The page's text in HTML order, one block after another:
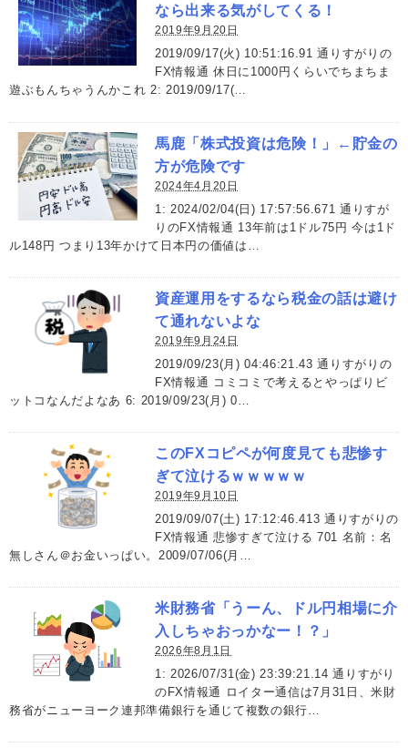
なら出来る気がしてくる！
2019年9月20日
2019/09/17(火) 10:51:16.91 通りすがりの
FX情報通 休日に1000円くらいでちまちま
遊ぶもんちゃうんかこれ 2: 2019/09/17(…
馬鹿「株式投資は危険！」←貯金の
方が危険です
2024年4月20日
1: 2024/02/04(日) 17:57:56.671 通りすが
りのFX情報通 13年前は1ドル75円 今は1ド
ル148円 つまり13年かけて日本円の価値は…
資産運用をするなら税金の話は避け
て通れないよな
2019年9月24日
2019/09/23(月) 04:46:21.43 通りすがりの
FX情報通 コミコミで考えるとやっぱりビ
ットコなんだよなあ 6: 2019/09/23(月) 0…
このFXコピペが何度見ても悲惨す
ぎて泣けるｗｗｗｗｗ
2019年9月10日
2019/09/07(土) 17:12:46.413 通りすがりの
FX情報通 悲惨すぎて泣ける 701 名前：名
無しさん＠お金いっぱい。2009/07/06(月…
米財務省「うーん、ドル円相場に介
入しちゃおっかなー！？」
2026年8月1日
1: 2026/07/31(金) 23:39:21.14 通りすがり
のFX情報通 ロイター通信は7月31日、米財
務省がニューヨーク連邦準備銀行を通じて複数の銀行…